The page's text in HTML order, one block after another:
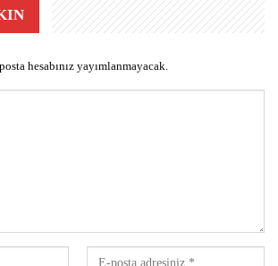
hesabınız yayımlanmayacak.